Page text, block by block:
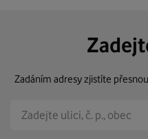
Zadáním adresy zjistíte